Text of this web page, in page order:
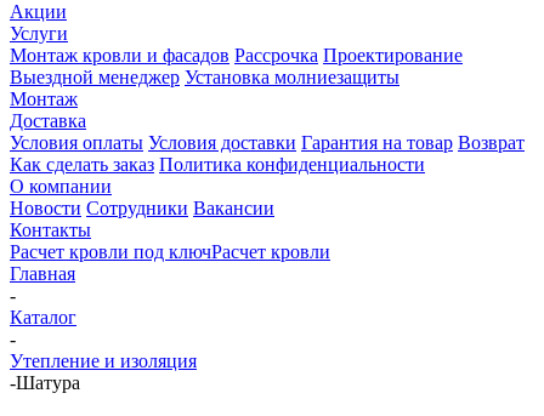
Акции
Услуги
Монтаж кровли и фасадов Рассрочка Проектирование
Выездной менеджер Установка молниезащиты
Монтаж
Доставка
Условия оплаты Условия доставки Гарантия на товар Возврат
Как сделать заказ Политика конфиденциальности
О компании
Новости Сотрудники Вакансии
Контакты
Расчет кровли под ключРасчет кровли
Главная
-
Каталог
-
Утепление и изоляция
-Шатура